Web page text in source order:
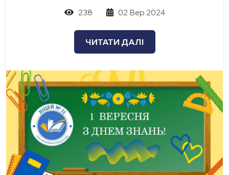
238 02 Вер 2024
ЧИТАТИ ДАЛІ